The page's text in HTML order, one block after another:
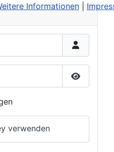
Passwort
verwenden
Informationen|